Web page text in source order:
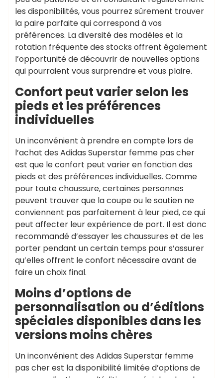
les disponibilités, vous pourrez sûrement trouver
la paire parfaite qui correspond à vos
préférences. La diversité des modèles et la
rotation fréquente des stocks offrent également
l’opportunité de découvrir de nouvelles options
qui pourraient vous surprendre et vous plaire.
Confort peut varier selon les
pieds et les préférences
individuelles
Un inconvénient à prendre en compte lors de
l’achat des Adidas Superstar femme pas cher
est que le confort peut varier en fonction des
pieds et des préférences individuelles. Comme
pour toute chaussure, certaines personnes
peuvent trouver que la coupe ou le soutien ne
conviennent pas parfaitement à leur pied, ce qui
peut affecter leur expérience de port. Il est donc
recommandé d’essayer les chaussures et de les
porter pendant un certain temps pour s’assurer
qu’elles offrent le confort nécessaire avant de
faire un choix final.
Moins d’options de
personnalisation ou d’éditions
spéciales disponibles dans les
versions moins chères
Un inconvénient des Adidas Superstar femme
pas cher est la disponibilité limitée d’options de